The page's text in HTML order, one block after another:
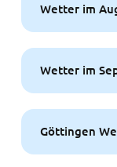
Wetter im
Wetter im
Göttingen